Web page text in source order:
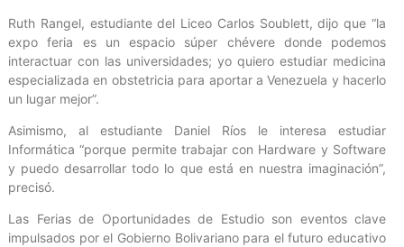
Ruth Rangel, estudiante del Liceo Carlos Soublett, dijo que “la
expo feria es un espacio súper chévere donde podemos
interactuar con las universidades; yo quiero estudiar medicina
especializada en obstetricia para aportar a Venezuela y hacerlo
un lugar mejor”.
Asimismo, al estudiante Daniel Ríos le interesa estudiar
Informática “porque permite trabajar con Hardware y Software
y puedo desarrollar todo lo que está en nuestra imaginación”,
precisó.
Las Ferias de Oportunidades de Estudio son eventos clave
impulsados por el Gobierno Bolivariano para el futuro educativo